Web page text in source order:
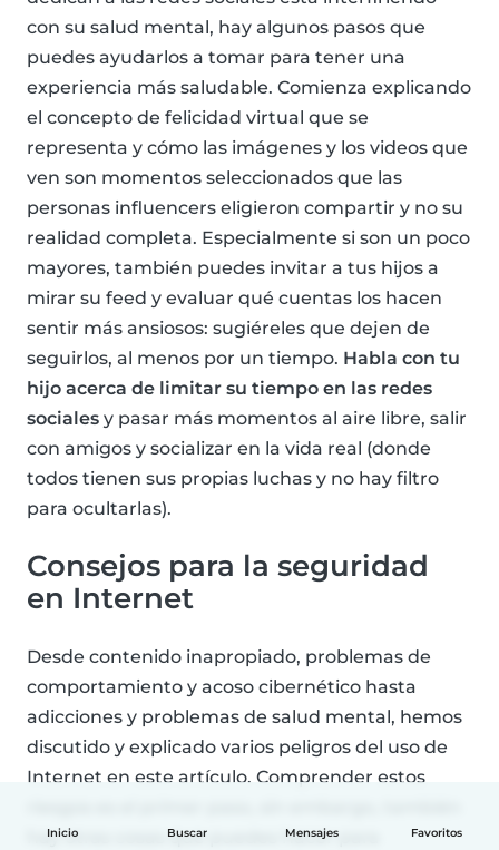
Inicio Buscar Mensajes Favoritos
con su salud mental, hay algunos pasos que
puedes ayudarlos a tomar para tener una
experiencia más saludable. Comienza explicando
el concepto de felicidad virtual que se
representa y cómo las imágenes y los videos que
ven son momentos seleccionados que las
personas influencers eligieron compartir y no su
realidad completa. Especialmente si son un poco
mayores, también puedes invitar a tus hijos a
mirar su feed y evaluar qué cuentas los hacen
sentir más ansiosos: sugiéreles que dejen de
seguirlos, al menos por un tiempo. Habla con tu
hijo acerca de limitar su tiempo en las redes
sociales y pasar más momentos al aire libre, salir
con amigos y socializar en la vida real (donde
todos tienen sus propias luchas y no hay filtro
para ocultarlas).
Consejos para la seguridad
en Internet
Desde contenido inapropiado, problemas de
comportamiento y acoso cibernético hasta
adicciones y problemas de salud mental, hemos
discutido y explicado varios peligros del uso de
Internet en este artículo. Comprender estos
hay otras cosas que puedes hacer para